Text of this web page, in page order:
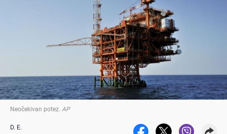
Neočekivan potez. AP
D. E.